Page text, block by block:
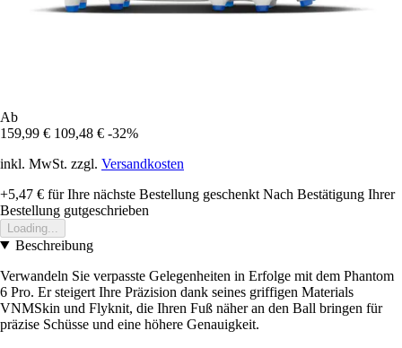
Ab
159,99 € 109,48 € -32%
inkl. MwSt. zzgl. Versandkosten
+5,47 € für Ihre nächste Bestellung geschenkt Nach Bestätigung Ihrer
Bestellung gutgeschrieben
Loading...
Beschreibung
Verwandeln Sie verpasste Gelegenheiten in Erfolge mit dem Phantom
6 Pro. Er steigert Ihre Präzision dank seines griffigen Materials
VNMSkin und Flyknit, die Ihren Fuß näher an den Ball bringen für
präzise Schüsse und eine höhere Genauigkeit.